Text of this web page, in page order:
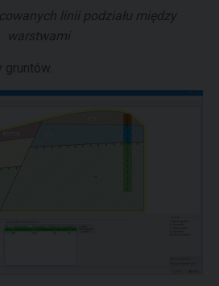
linii podziału między
warstwami
gruntów.